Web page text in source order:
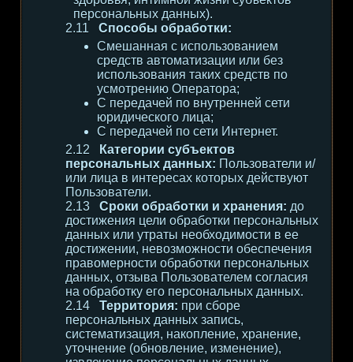
персональных данных).
Способы обработки:
Смешанная с использованием
средств автоматизации или без
использования таких средств по
усмотрению Оператора;
С передачей по внутренней сети
юридического лица;
С передачей по сети Интернет.
Категории субъектов
персональных данных: Пользователи и/
или лица в интересах которых действуют
Пользователи.
Сроки обработки и хранения: до
достижения цели обработки персональных
данных или утраты необходимости в ее
достижении, невозможности обеспечения
правомерности обработки персональных
данных, отзыва Пользователем согласия
на обработку его персональных данных.
Территория: при сборе
персональных данных запись,
систематизация, накопление, хранение,
уточнение (обновление, изменение),